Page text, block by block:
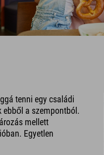
tenni egy családi
ebből a szempontból.
mellett
Egyetlen